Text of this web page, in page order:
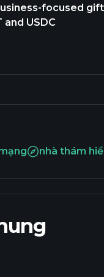
focused gift
USDC
nhà thám